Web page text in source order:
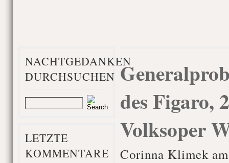
NACHTGEDANKEN
DURCHSUCHEN
LETZTE
KOMMENTARE
des Figaro,
Volksoper
Corinna Klimek